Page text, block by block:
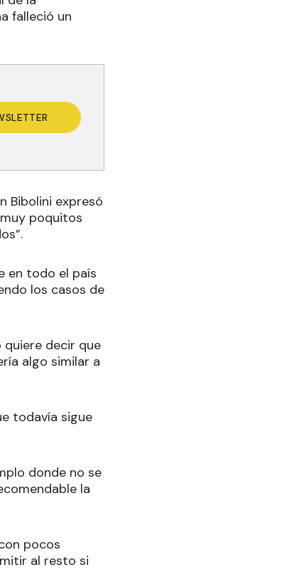
falleció un
Bibolini expresó
poquitos
en todo el país
los casos de
quiere decir que
algo similar a
todavía sigue
donde no se
la
pocos
al resto si